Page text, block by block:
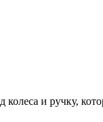
и ручку,